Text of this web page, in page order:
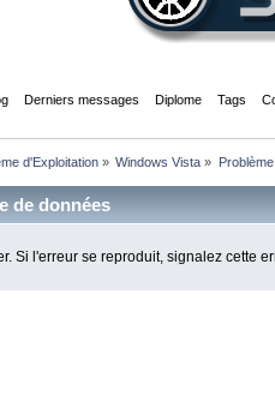
Derniers messages Diplome Tags
d'Exploitation» Windows Vista »
de données
Si l'erreur se reproduit, signalez cette